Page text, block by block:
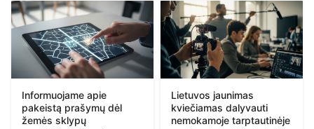
Informuojame apie
pakeistą prašymų dėl
žemės sklypų
Lietuvos jaunimas
kviečiamas dalyvauti
nemokamoje tarptautinėje